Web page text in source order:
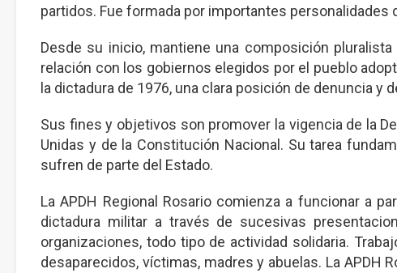
partidos. Fue formada por importantes
Desde su inicio, mantiene una composición
relación con los gobiernos elegidos por el pueblo
la dictadura de 1976, una clara posición de denuncia
Sus fines y objetivos son promover la vigencia de la
Unidas y de la Constitución Nacional. Su tarea
sufren de parte del Estado.
La APDH Regional Rosario comienza a funcionar a
dictadura militar a través de sucesivas
organizaciones, todo tipo de actividad solidaria.
desaparecidos, víctimas, madres y abuelas. La APDH